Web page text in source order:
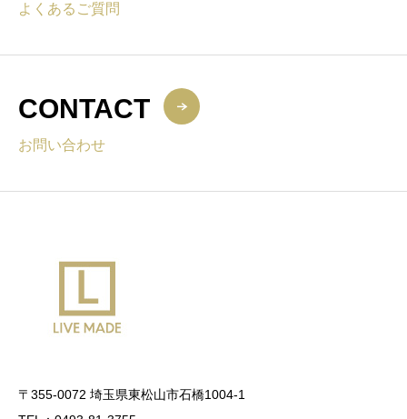
よくあるご質問
CONTACT
お問い合わせ
〒355-0072 埼玉県東松山市石橋1004-1